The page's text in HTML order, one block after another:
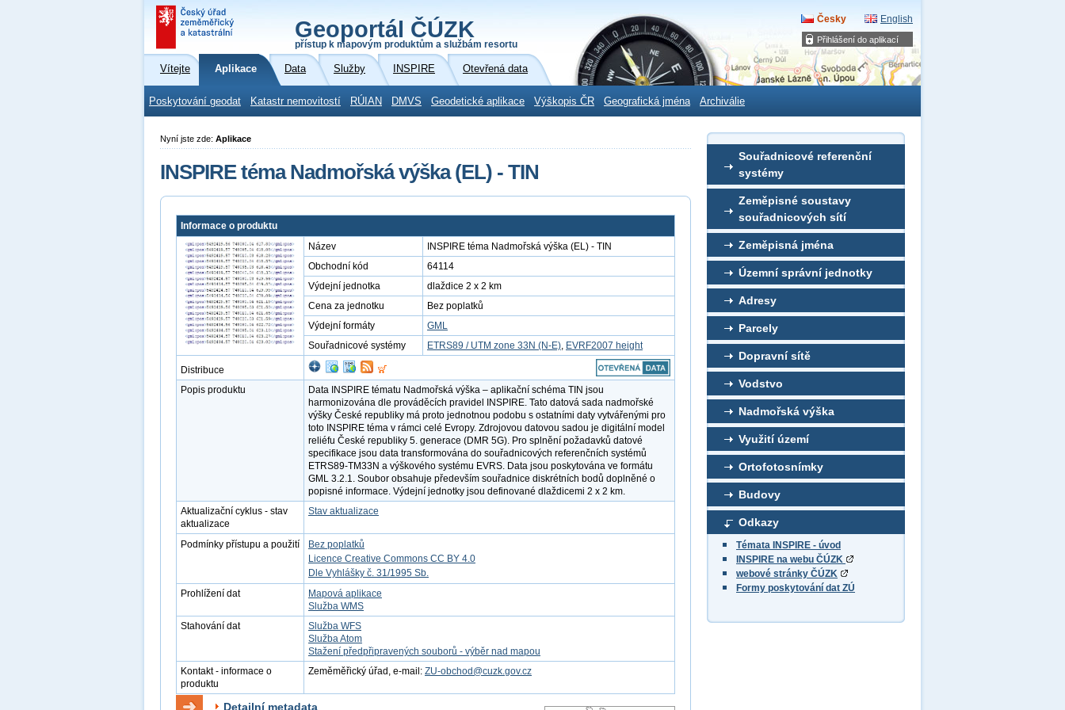
Přihlášení do aplikací
Geoportál ČÚZK
přístup k mapovým produktům a službám resortu
Česky English
Vítejte Aplikace Data Služby INSPIRE Otevřená data
Poskytování geodat Katastr nemovitostí RÚIAN DMVS Geodetické aplikace Výškopis ČR Geografická jména Archiválie
Souřadnicové referenční
systémy
Zeměpisné soustavy
souřadnicových sítí
Zeměpisná jména
Územní správní jednotky
Adresy
Parcely
Dopravní sítě
Vodstvo
Nadmořská výška
Využití území
Ortofotosnímky
Budovy
Odkazy
Témata INSPIRE - úvod
INSPIRE na webu ČÚZK
webové stránky ČÚZK
Formy poskytování dat ZÚ
Nyní jste zde: Aplikace
INSPIRE téma Nadmořská výška (EL) - TIN
Informace o produktu
Název
INSPIRE téma Nadmořská výška (EL) - TIN
Obchodní kód
64114
Výdejní jednotka
dlaždice 2 x 2 km
Cena za jednotku
Bez poplatků
Výdejní formáty
GML
Souřadnicové systémy
ETRS89 / UTM zone 33N (N-E), EVRF2007 height
Distribuce
Popis produktu
Data INSPIRE tématu Nadmořská výška – aplikační schéma TIN jsou
harmonizována dle prováděcích pravidel INSPIRE. Tato datová sada nadmořské
výšky České republiky má proto jednotnou podobu s ostatními daty vytvářenými pro
toto INSPIRE téma v rámci celé Evropy. Zdrojovou datovou sadou je digitální model
reliéfu České republiky 5. generace (DMR 5G). Pro splnění požadavků datové
specifikace jsou data transformována do souřadnicových referenčních systémů
ETRS89-TM33N a výškového systému EVRS. Data jsou poskytována ve formátu
GML 3.2.1. Soubor obsahuje především souřadnice diskrétních bodů doplněné o
popisné informace. Výdejní jednotky jsou definované dlaždicemi 2 x 2 km.
Aktualizační cyklus - stav
aktualizace
Stav aktualizace
Podmínky přístupu a použití
Bez poplatků
Licence Creative Commons CC BY 4.0
Dle Vyhlášky č. 31/1995 Sb.
Prohlížení dat
Mapová aplikace
Služba WMS
Stahování dat
Služba WFS
Služba Atom
Stažení předpřipravených souborů - výběr nad mapou
Kontakt - informace o
produktu
Zeměměřický úřad, e-mail: ZU-obchod@cuzk.gov.cz
Detailní metadata